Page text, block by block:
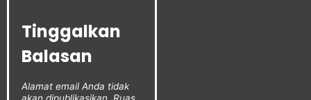
Tinggalkan
Balasan
Alamat email Anda tidak